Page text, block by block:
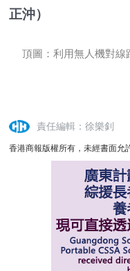
正沖）
頂圖：利用無人機對線
責任編輯：徐樂釗
香港商報版權所有，未經書面允